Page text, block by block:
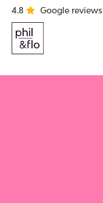
4.8 Google reviews